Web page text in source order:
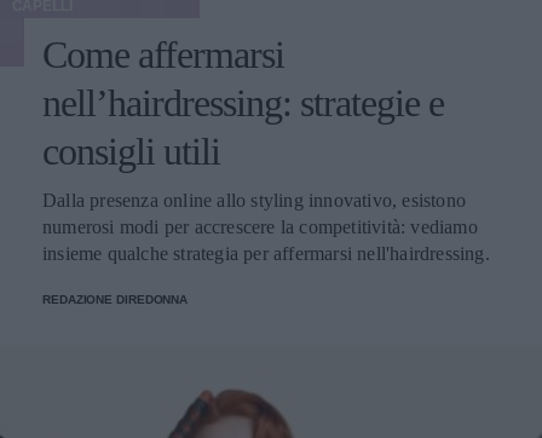
Come affermarsi
nell’hairdressing: strategie e
consigli utili
Dalla presenza online allo styling innovativo, esistono
numerosi modi per accrescere la competitività: vediamo
insieme qualche strategia per affermarsi nell'hairdressing.
REDAZIONE DIREDONNA